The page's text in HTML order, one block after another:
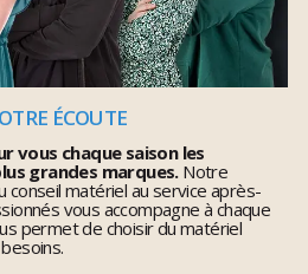
ÉCOUTE
vous chaque saison les
grandes marques.Notre
conseil matériel au service après-
vous accompagne à chaque
permet de choisir du matériel